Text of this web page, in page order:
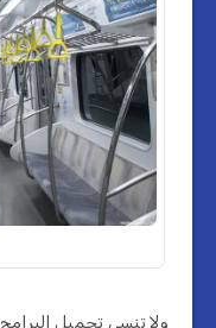
ولا تنسى تحميل